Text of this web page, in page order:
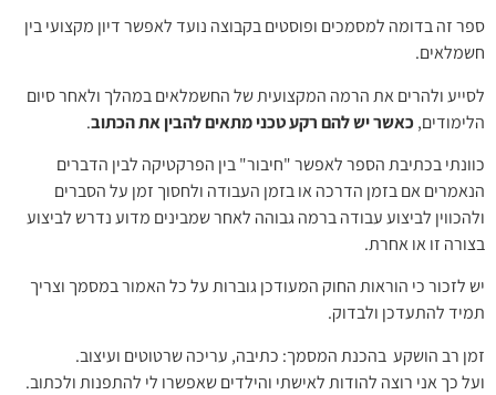
ספר זה בדומה למסמכים ופוסטים בקבוצה נועד לאפשר דיון מקצועי בין
חשמלאים.
לסייע ולהרים את הרמה המקצועית של החשמלאים במהלך ולאחר סיום
הלימודים,כאשר יש להם רקע טכני מתאים להבין את הכתוב.
כוונתי בכתיבת הספר לאפשר "חיבור" בין הפרקטיקה לבין הדברים
הנאמרים אם בזמן הדרכה או בזמן העבודה ולחסוך זמן על הסברים
ולהכווין לביצוע עבודה ברמה גבוהה לאחר שמבינים מדוע נדרש לביצוע
בצורה זו או אחרת.
יש לזכור כי הוראות החוק המעודכן גוברות על כל האמור במסמך וצריך
תמיד להתעדכן ולבדוק.
זמן רב הושקע בהכנת המסמך: כתיבה, עריכה שרטוטים ועיצוב.
ועל כך אני רוצה להודות לאישתי והילדים שאפשרו לי להתפנות ולכתוב.